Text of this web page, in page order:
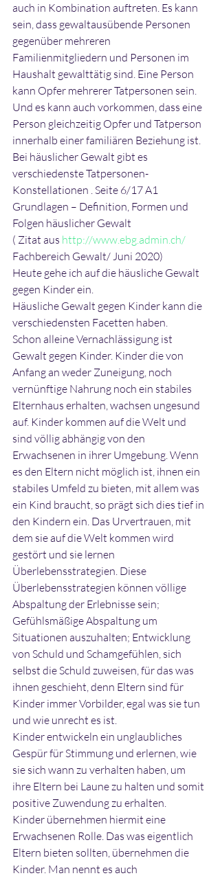
auch in Kombination auftreten. Es kann
sein, dass gewaltausübende Personen
gegenüber mehreren
Familienmitgliedern und Personen im
Haushalt gewalttätig sind. Eine Person
kann Opfer mehrerer Tatpersonen sein.
Und es kann auch vorkommen, dass eine
Person gleichzeitig Opfer und Tatperson
innerhalb einer familiären Beziehung ist.
Bei häuslicher Gewalt gibt es
verschiedenste Tatpersonen-
Konstellationen . Seite 6/17 A1
Grundlagen – Definition, Formen und
Folgen häuslicher Gewalt
( Zitat aus http://www.ebg.admin.ch/
Fachbereich Gewalt/ Juni 2020)
Heute gehe ich auf die häusliche Gewalt
gegen Kinder ein.
Häusliche Gewalt gegen Kinder kann die
verschiedensten Facetten haben.
Schon alleine Vernachlässigung ist
Gewalt gegen Kinder. Kinder die von
Anfang an weder Zuneigung, noch
vernünftige Nahrung noch ein stabiles
Elternhaus erhalten, wachsen ungesund
auf. Kinder kommen auf die Welt und
sind völlig abhängig von den
Erwachsenen in ihrer Umgebung. Wenn
es den Eltern nicht möglich ist, ihnen ein
stabiles Umfeld zu bieten, mit allem was
ein Kind braucht, so prägt sich dies tief in
den Kindern ein. Das Urvertrauen, mit
dem sie auf die Welt kommen wird
gestört und sie lernen
Überlebensstrategien. Diese
Überlebensstrategien können völlige
Abspaltung der Erlebnisse sein;
Gefühlsmäßige Abspaltung um
Situationen auszuhalten; Entwicklung
von Schuld und Schamgefühlen, sich
selbst die Schuld zuweisen, für das was
ihnen geschieht, denn Eltern sind für
Kinder immer Vorbilder, egal was sie tun
und wie unrecht es ist.
Kinder entwickeln ein unglaubliches
Gespür für Stimmung und erlernen, wie
sie sich wann zu verhalten haben, um
ihre Eltern bei Laune zu halten und somit
positive Zuwendung zu erhalten.
Kinder übernehmen hiermit eine
Erwachsenen Rolle. Das was eigentlich
Eltern bieten sollten, übernehmen die
Kinder. Man nennt es auch